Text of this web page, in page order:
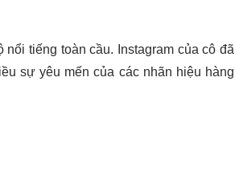
tiếng toàn cầu. Instagram của cô đã
sự yêu mến của các nhãn hiệu hàng